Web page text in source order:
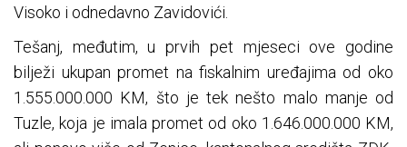
Visoko i odnedavno Zavidovići.
Tešanj, međutim, u prvih pet mjeseci ove godine
bilježi ukupan promet na fiskalnim uređajima od oko
1.555.000.000 KM, što je tek nešto malo manje od
Tuzle, koja je imala promet od oko 1.646.000.000 KM,